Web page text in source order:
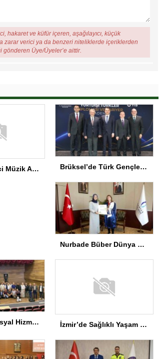
hakaret ve küfür içeren, aşağılayıcı, küçük
zarar verici ya da benzeri niteliklerde içeriklerden
Üye/Üyeler’e aittir.
Bolu’da ‘Gezici Müzik Atölyesi’ Gala Programı Brüksel’de Türk Gençler İçin Diplomasi Programı
Nurbade Büber Dünya Şampiyonu
Muhtarlara Sosyal Hizmet Semineri İzmir’de Sağlıklı Yaşam Spor Festivali düzenlendi